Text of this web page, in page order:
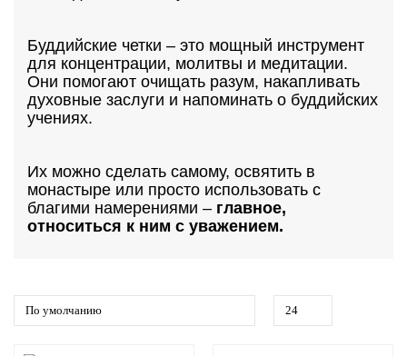
Буддийские четки – это мощный инструмент
для концентрации, молитвы и медитации.
Они помогают очищать разум, накапливать
духовные заслуги и напоминать о буддийских
учениях.
Их можно сделать самому, освятить в
монастыре или просто использовать с
благими намерениями – главное,
относиться к ним с уважением.